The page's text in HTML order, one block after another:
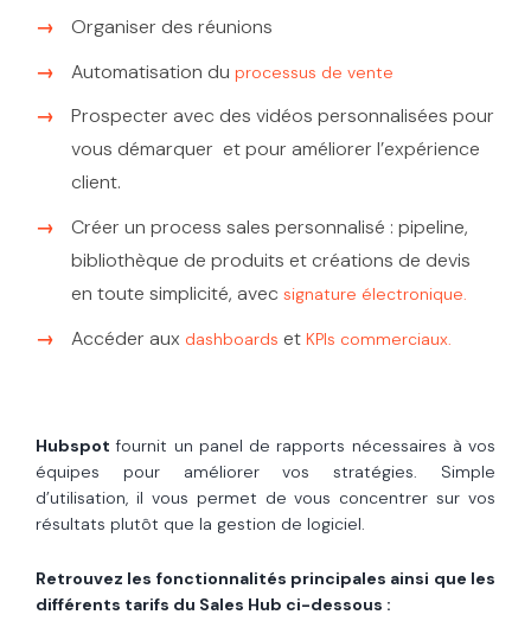
Organiser des réunions
Automatisation du processus de vente
Prospecter avec des vidéos personnalisées pour
vous démarquer et pour améliorer l’expérience
client.
Créer un process sales personnalisé : pipeline,
bibliothèque de produits et créations de devis
en toute simplicité, avec signature électronique.
Accéder aux dashboards et KPIs commerciaux.
Hubspot fournit un panel de rapports nécessaires à vos
équipes pour améliorer vos stratégies. Simple
d’utilisation, il vous permet de vous concentrer sur vos
résultats plutôt que la gestion de logiciel.
Retrouvez les fonctionnalités principales ainsi que les
différents tarifs du Sales Hub ci-dessous :